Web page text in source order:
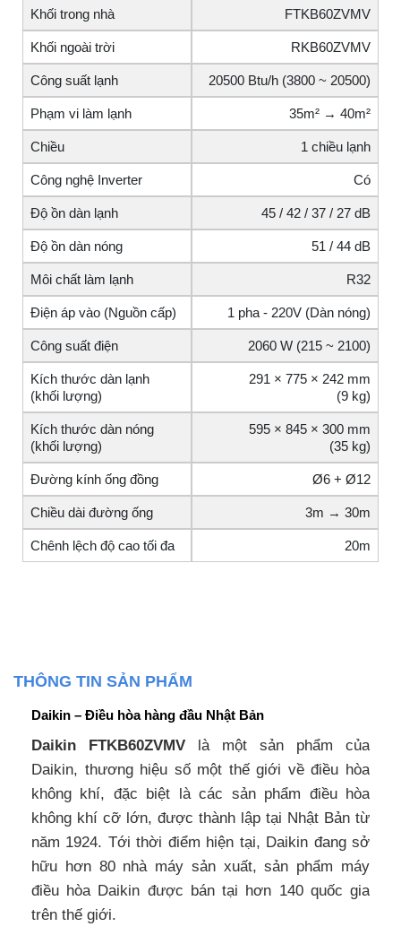
Khối trong nhà FTKB60ZVMV
Khối ngoài trời RKB60ZVMV
Công suất lạnh 20500 Btu/h (3800 ~ 20500)
Phạm vi làm lạnh 35m² → 40m²
Chiều 1 chiều lạnh
Công nghệ Inverter Có
Độ ồn dàn lạnh 45 / 42 / 37 / 27 dB
Độ ồn dàn nóng 51 / 44 dB
Môi chất làm lạnh R32
Điện áp vào (Nguồn cấp) 1 pha - 220V (Dàn nóng)
Công suất điện 2060 W (215 ~ 2100)
Kích thước dàn lạnh
(khối lượng)
291 × 775 × 242 mm
(9 kg)
Kích thước dàn nóng
(khối lượng)
595 × 845 × 300 mm
(35 kg)
Đường kính ống đồng Ø6 + Ø12
Chiều dài đường ống 3m → 30m
Chênh lệch độ cao tối đa 20m
THÔNG TIN SẢN PHẨM
Daikin – Điều hòa hàng đầu Nhật Bản
Daikin FTKB60ZVMV là một sản phẩm của
Daikin, thương hiệu số một thế giới về điều hòa
không khí, đặc biệt là các sản phẩm điều hòa
không khí cỡ lớn, được thành lập tại Nhật Bản từ
năm 1924. Tới thời điểm hiện tại, Daikin đang sở
hữu hơn 80 nhà máy sản xuất, sản phẩm máy
điều hòa Daikin được bán tại hơn 140 quốc gia
trên thế giới.